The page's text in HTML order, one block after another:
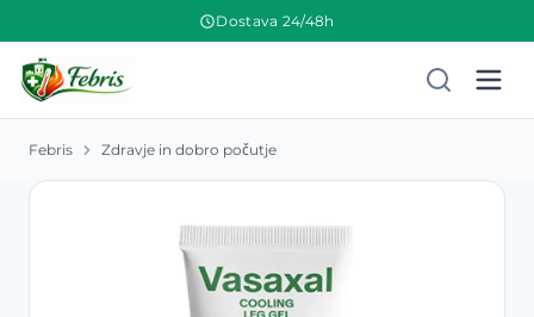
Dostava 24/48h
Febris Zdravje in dobro počutje